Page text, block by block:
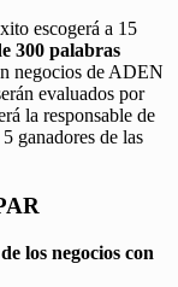
escogerá a 15
300 palabras
negocios de ADEN
evaluados por
la responsable de
ganadores de las
los negocios con